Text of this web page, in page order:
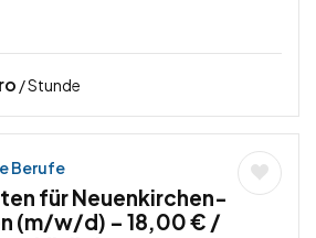
/ Stunde
Berufe
für Neuenkirchen-
(m/w/d) – 18,00 € /